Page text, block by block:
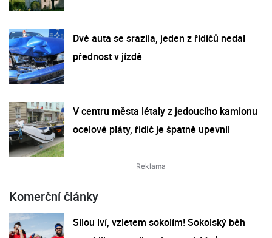
Dvě auta se srazila, jeden z řidičů nedal
přednost v jízdě
V centru města létaly z jedoucího kamionu
ocelové pláty, řidič je špatně upevnil
Komerční články
Silou lví, vzletem sokolím! Sokolský běh